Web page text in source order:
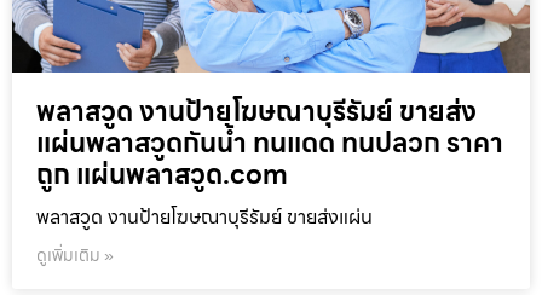
พลาสวูด งานป้ายโฆษณาบุรีรัมย์ ขายส่ง
แผ่นพลาสวูดกันน้ำ ทนแดด ทนปลวก ราคา
ถูก แผ่นพลาสวูด.com
พลาสวูด งานป้ายโฆษณาบุรีรัมย์ ขายส่งแผ่น
ดูเพิ่มเติม »